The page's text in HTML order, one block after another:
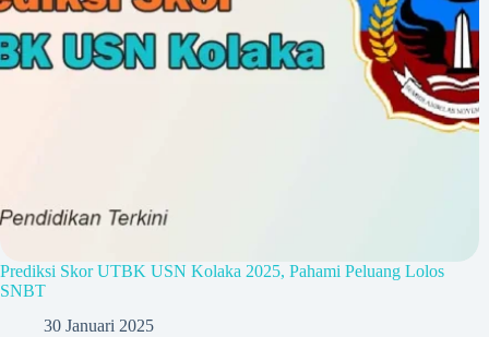
Prediksi Skor UTBK USN Kolaka 2025, Pahami Peluang Lolos
SNBT
30 Januari 2025